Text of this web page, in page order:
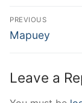
Post
navigation
PREVIOUS
Previous
Mapuey
Leave a